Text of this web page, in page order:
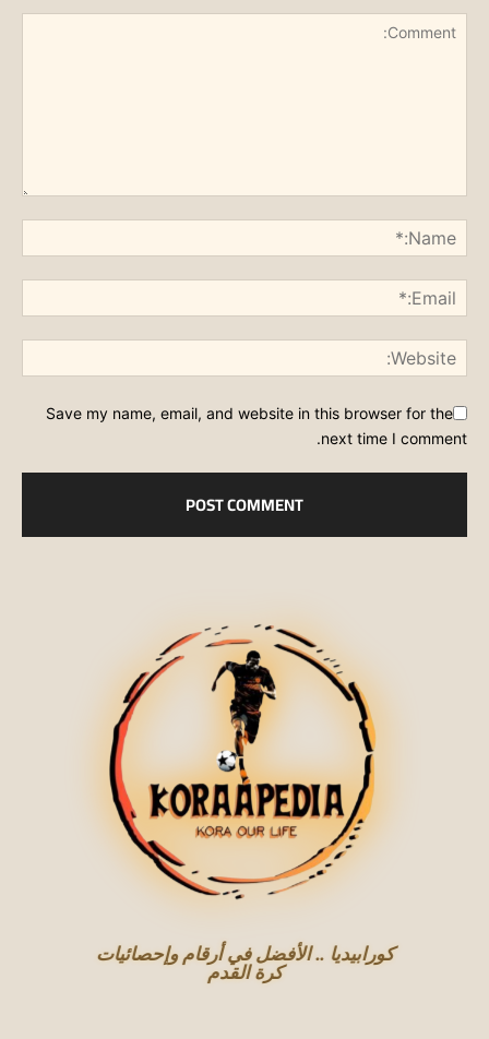
Save my name, email, and website in this browser for the
next time I comment.
كورابيديا .. الأفضل في أرقام وإحصائيات
كرة القدم